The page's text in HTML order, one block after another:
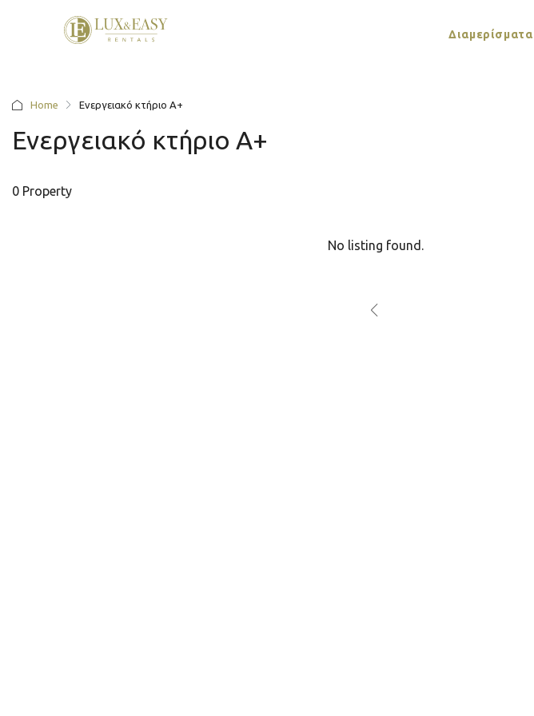
Διαμερίσματα
Home Ενεργειακό κτήριο Α+
Ενεργειακό κτήριο Α+
0 Property
No listing found.